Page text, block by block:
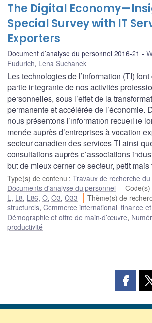
The Digital
Special Survey with IT
Exporters
Document d’analyse du personnel 2016-21
Fudurich, Lena Suchanek
Les technologies de l’information (TI)
partie intégrante de nos activités
personnelles, sous l’effet de la
permanente et accélérée de l’économie.
nous présentons l’information recueillie
menée auprès d’entreprises à vocation
secteur canadien des services TI ainsi
consultations auprès d’associations
but de mieux cerner ce secteur, petit
Type(s) de contenu : Travaux de recherche
Documents d'analyse du personnel
Code(s)
L , L8, L86, O, O3, O33 Thème(s) de
structurels, Commerce international, finance
Démographie et offre de main-d’œuvre,
productivité
page